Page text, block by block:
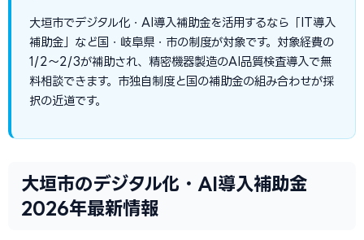
大垣市でデジタル化・AI導入補助金を活用するなら「IT導入
補助金」など国・岐阜県・市の制度が対象です。対象経費の
1/2〜2/3が補助され、精密機器製造のAI品質検査導入で無
料相談できます。市独自制度と国の補助金の組み合わせが採
択の近道です。
大垣市のデジタル化・AI導入補助金
2026年最新情報